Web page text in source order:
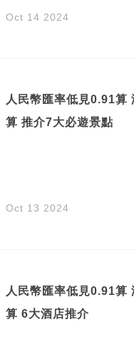
Oct 14 2024
人民幣匯率低見0.91算
算 推介7大必遊景點
Oct 13 2024
人民幣匯率低見0.91算
算 6大酒店推介